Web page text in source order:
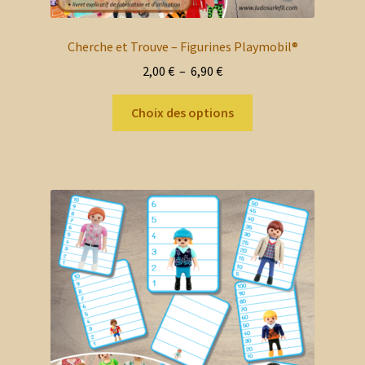
Cherche et Trouve – Figurines Playmobil®
2,00 € – 6,90 €Plage
de
prix :
2,00 €
Choix des options
Les
options
peuvent
être
choisies
sur
la
page